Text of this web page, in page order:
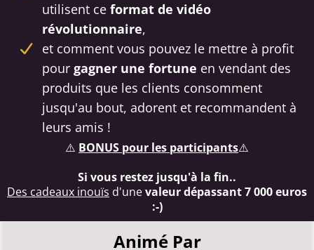
utilisent ce format de vidéo
révolutionnaire,
et comment vous pouvez le mettre à profit
pour gagner une fortune en vendant des
produits que les clients consomment
jusqu'au bout, adorent et recommandent à
leurs amis !
⚠️ BONUS pour les participants⚠️
Si vous restez jusqu'à la fin..
Des cadeaux inouïs d'unevaleur dépassant 7 000 euros
:-)
Animé Par